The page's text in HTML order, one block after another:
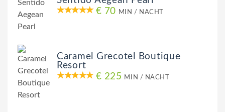
€ 70 MIN / NACHT
Caramel Grecotel Boutique
Resort
€ 225 MIN / NACHT